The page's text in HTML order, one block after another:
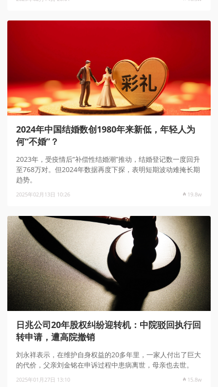
2024年中国结婚数创1980年来新低，年轻人为
何“不婚”？
2023年，受疫情后“补偿性结婚潮”推动，结婚登记数一度回升
至768万对。但2024年数据再度下探，表明短期波动难掩长期
趋势。
2025年02月13日 10:26 19.8w
日兆公司20年股权纠纷迎转机：中院驳回执行回
转申请，遭高院撤销
刘永祥表示，在维护自身权益的20多年里，一家人付出了巨大
的代价，父亲刘金铭在申诉过程中患病离世，母亲也去世。
2025年01月27日 13:10 15.8w